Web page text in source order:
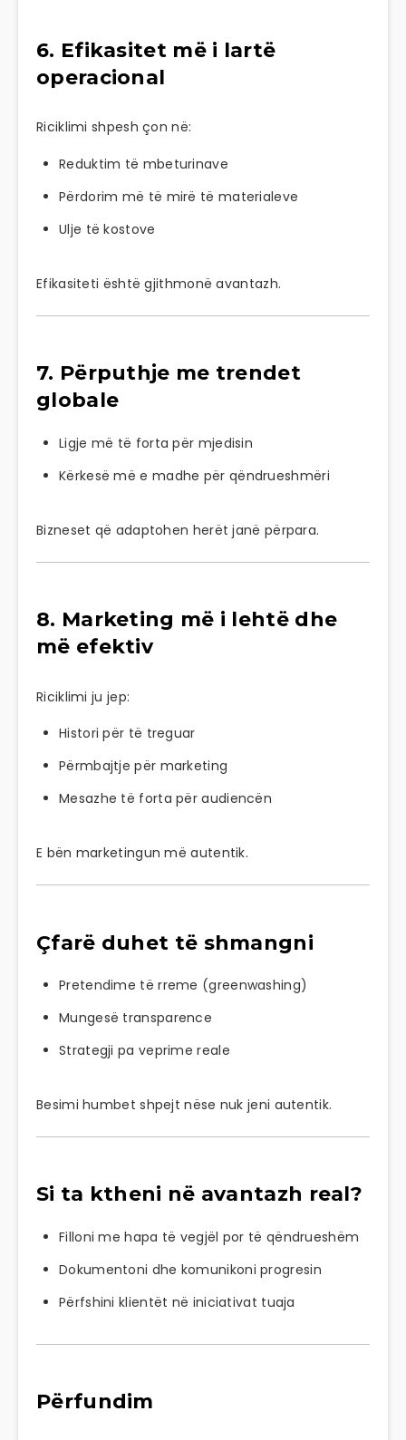
6. Efikasitet më i lartë
operacional
Riciklimi shpesh çon në:
Reduktim të mbeturinave
Përdorim më të mirë të materialeve
Ulje të kostove
Efikasiteti është gjithmonë avantazh.
7. Përputhje me trendet
globale
Ligje më të forta për mjedisin
Kërkesë më e madhe për qëndrueshmëri
Bizneset që adaptohen herët janë përpara.
8. Marketing më i lehtë dhe
më efektiv
Riciklimi ju jep:
Histori për të treguar
Përmbajtje për marketing
Mesazhe të forta për audiencën
E bën marketingun më autentik.
Çfarë duhet të shmangni
Pretendime të rreme (greenwashing)
Mungesë transparence
Strategji pa veprime reale
Besimi humbet shpejt nëse nuk jeni autentik.
Si ta ktheni në avantazh real?
Filloni me hapa të vegjël por të qëndrueshëm
Dokumentoni dhe komunikoni progresin
Përfshini klientët në iniciativat tuaja
Përfundim